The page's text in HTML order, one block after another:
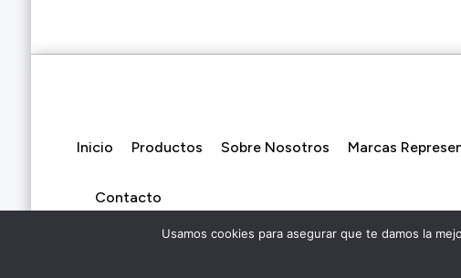
Inicio Productos Sobre Nosotros Marcas
Contacto
Usamos cookies para asegurar que te damos la